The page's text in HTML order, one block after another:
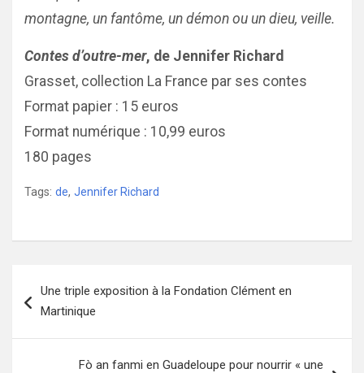
montagne, un fantôme, un démon ou un dieu, veille.
Contes d’outre-mer, de Jennifer Richard
Grasset, collection La France par ses contes
Format papier : 15 euros
Format numérique : 10,99 euros
180 pages
Tags: de, Jennifer Richard
de
Une triple exposition à la Fondation Clément en
Martinique
Fò an fanmi en Guadeloupe pour nourrir « une